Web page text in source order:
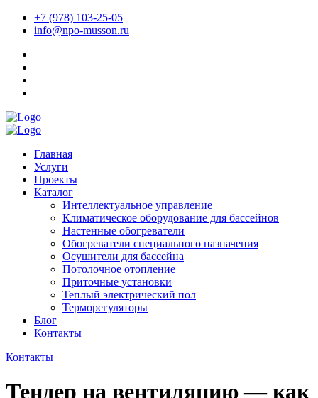
+7 (978) 103-25-05
info@npo-musson.ru
Главная
Услуги
Проекты
Каталог
Интеллектуальное управление
Климатическое оборудование для бассейнов
Настенные обогреватели
Обогреватели специального назначения
Осушители для бассейна
Потолочное отопление
Приточные установки
Теплый электрический пол
Терморегуляторы
Блог
Контакты
Контакты
Тендер на вентиляцию — как